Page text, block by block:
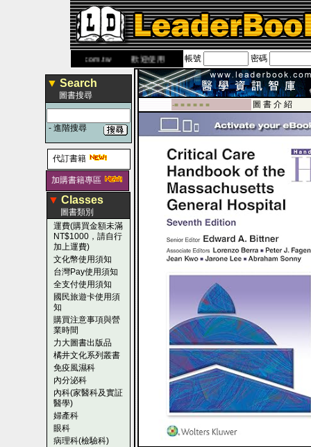
www.leaderbook.com.tw歡迎使用 國民旅遊卡！！
帳號 密碼
▼ Search
圖書搜尋
- 進階搜尋
代訂書籍
加購書籍專區
▼ Classes
圖書類別
運費(購買金額未滿
NT$1000，請自行
加上運費)
文化幣使用須知
台灣Pay使用須知
全支付使用須知
國民旅遊卡使用須
知
購買注意事項與營
業時間
力大圖書出版品
橘井文化系列叢書
免疫風濕科
內分泌科
內科(家醫科及實証
醫學)
婦產科
眼科
病理科(檢驗科)
-■ ■ ■ ■ ■ ■ 圖 書 介 紹